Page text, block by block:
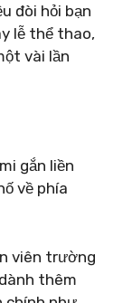
đòi hỏi bạn
lễ thể thao,
vài lần
gắn liền
về phía
viên trường
thêm